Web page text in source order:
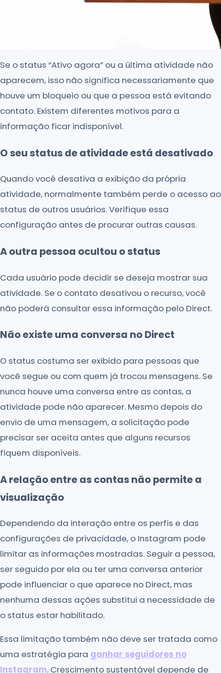
Se o status “Ativo agora” ou a última atividade não
aparecem, isso não significa necessariamente que
houve um bloqueio ou que a pessoa está evitando
contato. Existem diferentes motivos para a
informação ficar indisponível.
O seu status de atividade está desativado
Quando você desativa a exibição da própria
atividade, normalmente também perde o acesso ao
status de outros usuários. Verifique essa
configuração antes de procurar outras causas.
A outra pessoa ocultou o status
Cada usuário pode decidir se deseja mostrar sua
atividade. Se o contato desativou o recurso, você
não poderá consultar essa informação pelo Direct.
Não existe uma conversa no Direct
O status costuma ser exibido para pessoas que
você segue ou com quem já trocou mensagens. Se
nunca houve uma conversa entre as contas, a
atividade pode não aparecer. Mesmo depois do
envio de uma mensagem, a solicitação pode
precisar ser aceita antes que alguns recursos
fiquem disponíveis.
A relação entre as contas não permite a
visualização
Dependendo da interação entre os perfis e das
configurações de privacidade, o Instagram pode
limitar as informações mostradas. Seguir a pessoa,
ser seguido por ela ou ter uma conversa anterior
pode influenciar o que aparece no Direct, mas
nenhuma dessas ações substitui a necessidade de
o status estar habilitado.
Essa limitação também não deve ser tratada como
uma estratégia para ganhar seguidores no
Instagram. Crescimento sustentável depende de